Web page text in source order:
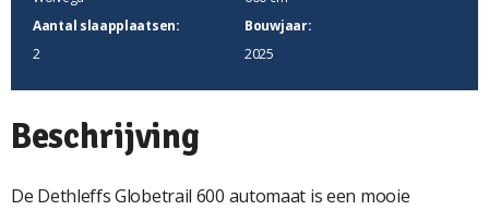
Aantal slaapplaatsen:
2
Bouwjaar:
2025
Beschrijving
De Dethleffs Globetrail 600 automaat is een mooie